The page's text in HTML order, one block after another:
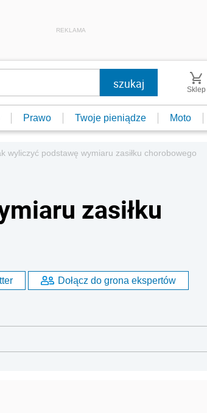
REKLAMA
Sklep
Prawo Twoje pieniądze Moto
wyliczyć podstawę wymiaru zasiłku chorobowego
zasiłku
Dołącz do grona ekspertów